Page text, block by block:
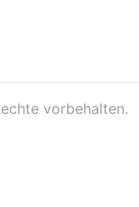
vorbehalten.